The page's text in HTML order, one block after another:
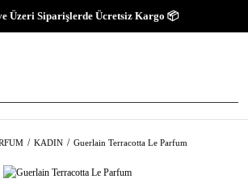
Üzeri Siparişlerde Ücretsiz Kargo 📦
KADIN Guerlain Terracotta Le Parfum